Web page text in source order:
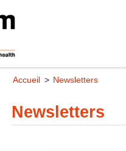
Accueil Newsletters
Newsletters